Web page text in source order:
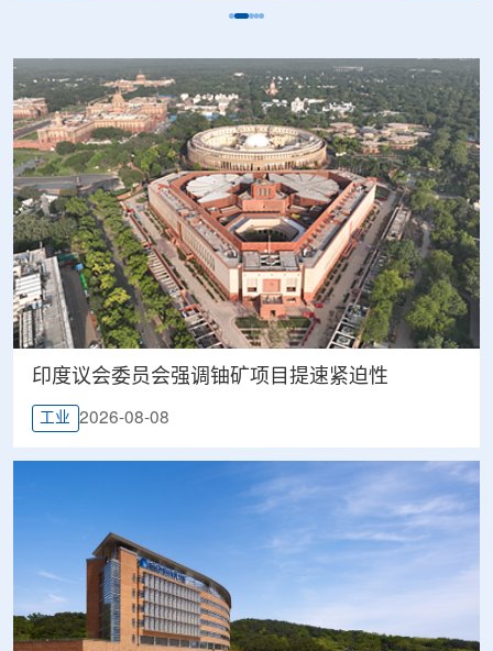
印度议会委员会强调铀矿项目提速紧迫性
工业 2026-08-08